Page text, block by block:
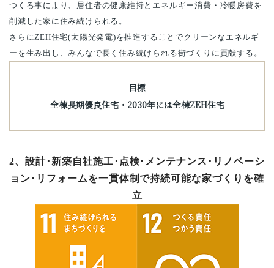
つくる事により、居住者の健康維持とエネルギー消費・冷暖房費を
削減した家に住み続けられる。
さらにZEH住宅(太陽光発電)を推進することでクリーンなエネルギ
ーを生み出し、みんなで長く住み続けられる街づくりに貢献する。
目標
全棟長期優良住宅・2030年には全棟ZEH住宅
2、設計･新築自社施工･点検･メンテナンス･リノベーシ
ョン･リフォームを一貫体制で持続可能な家づくりを確
立